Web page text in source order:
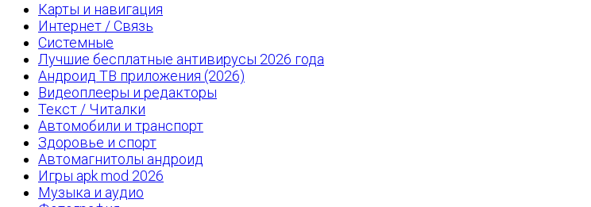
Карты и навигация
Интернет / Связь
Системные
Лучшие бесплатные антивирусы 2026 года
Андроид ТВ приложения (2026)
Видеоплееры и редакторы
Текст / Читалки
Автомобили и транспорт
Здоровье и спорт
Автомагнитолы андроид
Игры apk mod 2026
Музыка и аудио